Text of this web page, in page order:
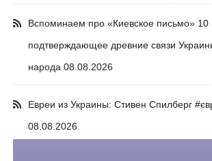
Вспоминаем про «Киевское письмо» 10
подтверждающее древние связи
народа 08.08.2026
Евреи из Украины: Стивен Спилберг
08.08.2026